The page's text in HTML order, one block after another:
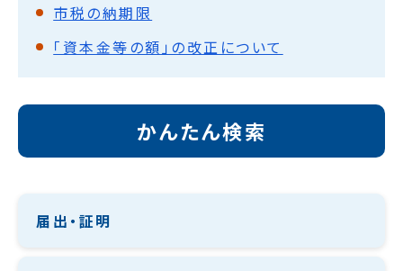
市税の納期限
「資本金等の額」の改正について
かんたん検索
届出・証明